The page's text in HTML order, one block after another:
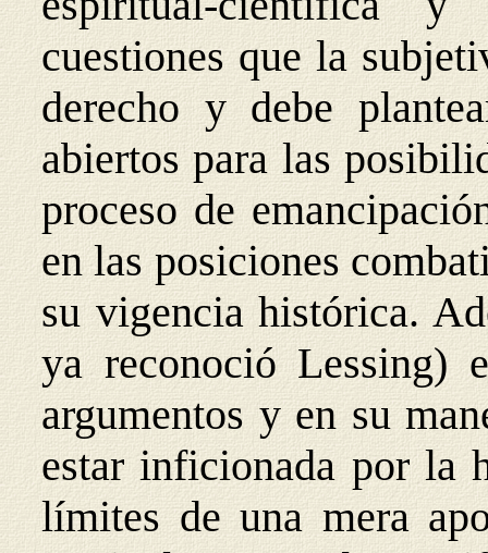
cuestiones que la
derecho y debe
abiertos para las
proceso de
en las posiciones
su vigencia histórica.
ya reconoció Lessing)
argumentos y en su
estar inficionada por la
límites de una mera